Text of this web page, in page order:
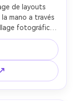
de layouts
mano a través
fotográfico
de confeti
el título,
una línea de
lente de
iluminación
4:5